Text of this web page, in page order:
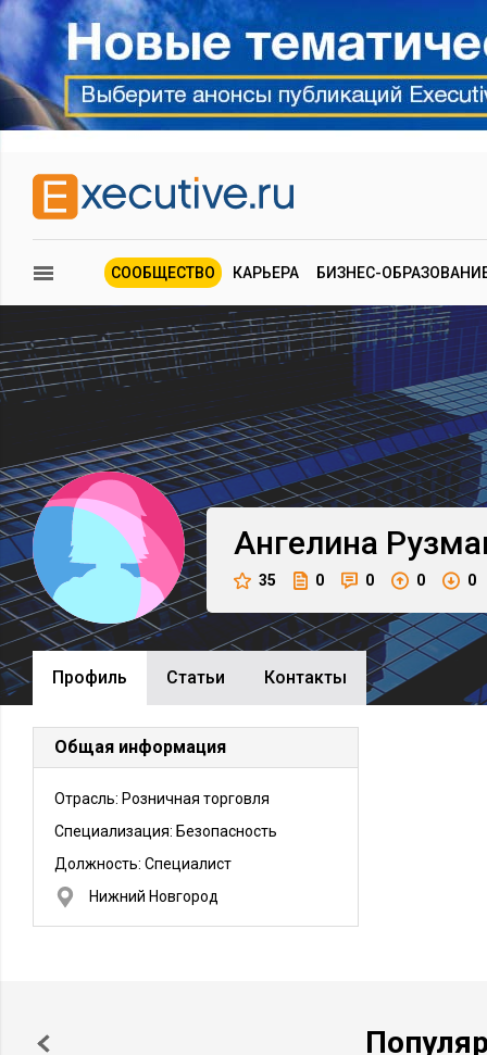
СООБЩЕСТВО КАРЬЕРА БИЗНЕС-
Ангелина
35 0 0 0 0
Профиль Cтатьи Контакты
Общая информация
Отрасль: Розничная торговля
Специализация: Безопасность
Должность: Специалист
Нижний Новгород